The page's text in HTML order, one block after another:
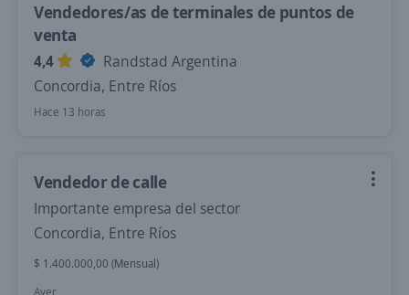
Vendedores/as de terminales de puntos de
venta
4,4
Randstad Argentina
Concordia, Entre Ríos
Hace 13 horas
Vendedor de calle
Importante empresa del sector
Concordia, Entre Ríos
$ 1.400.000,00 (Mensual)
Ayer